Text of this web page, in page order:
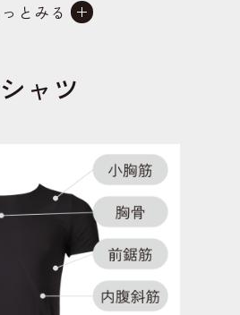
止める役割のある関節。
、モモを後方に振る際に働
に、もっとも働く筋肉。
短内転筋
とみる
シャツ